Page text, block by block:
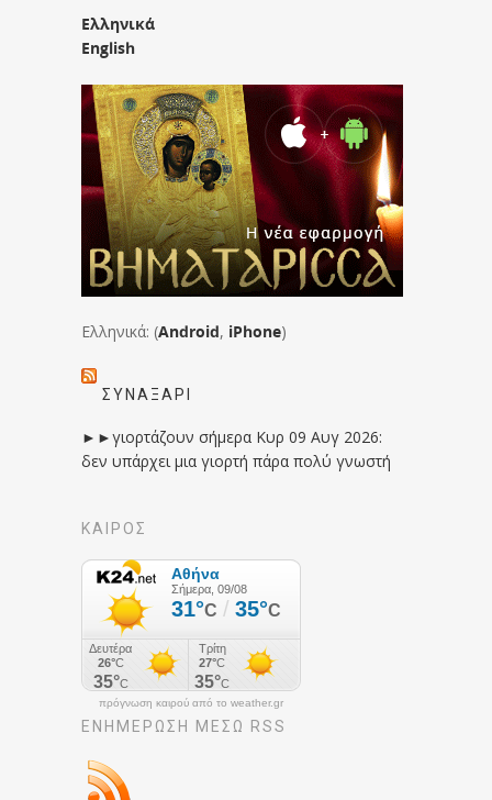
Ελληνικά
English
Ελληνικά: (Android, iPhone)
ΣΥΝΑΞΆΡΙ
►►γιορτάζουν σήμερα Κυρ 09 Αυγ 2026:
δεν υπάρχει μια γιορτή πάρα πολύ γνωστή
ΚΑΙΡΟΣ
πρόγνωση καιρού από το weather.gr
ΕΝΗΜΈΡΩΣΉ ΜΕΣΩ RSS